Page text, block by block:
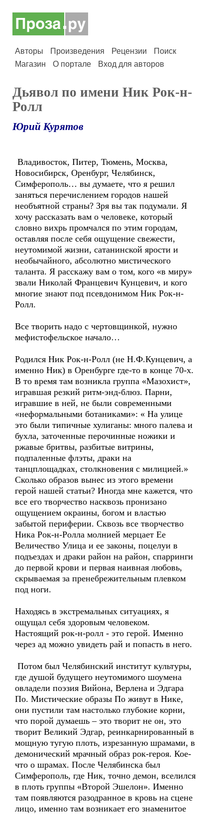
Авторы Произведения Рецензии
Поиск
Магазин
О портале Вход для авторов
Дьявол по имени Ник Рок-н-
Ролл
Юрий Курятов
Владивосток, Питер, Тюмень, Москва,
Новосибирск, Оренбург, Челябинск,
Симферополь… вы думаете, что я решил
заняться перечислением городов нашей
необъятной страны? Зря вы так подумали. Я
хочу рассказать вам о человеке, который
словно вихрь промчался по этим городам,
оставляя после себя ощущение свежести,
неутомимой жизни, сатанинской ярости и
необычайного, абсолютно мистического
таланта. Я расскажу вам о том, кого «в миру»
звали Николай Францевич Кунцевич, и кого
многие знают под псевдонимом Ник Рок-н-
Ролл.
Все творить надо с чертовщинкой, нужно
мефистофельское начало…
Родился Ник Рок-н-Ролл (не Н.Ф.Кунцевич, а
именно Ник) в Оренбурге где-то в конце 70-х.
В то время там возникла группа «Мазохист»,
игравшая резкий ритм-энд-блюз. Парни,
игравшие в ней, не были современными
«неформальными ботаниками»: « На улице
это были типичные хулиганы: много палева и
бухла, заточенные перочинные ножики и
ржавые бритвы, разбитые витрины,
подпаленные флэты, драки на
танцплощадках, столкновения с милицией.»
Сколько образов вынес из этого времени
герой нашей статьи? Иногда мне кажется, что
все его творчество насквозь пронизано
ощущением окраины, богом и властью
забытой периферии. Сквозь все творчество
Ника Рок-н-Ролла молнией мерцает Ее
Величество Улица и ее законы, поцелуи в
подъездах и драки район на район, спарринги
до первой крови и первая наивная любовь,
скрываемая за пренебрежительным плевком
под ноги.
Находясь в экстремальных ситуациях, я
ощущал себя здоровым человеком.
Настоящий рок-н-ролл - это герой. Именно
через ад можно увидеть рай и попасть в него.
Потом был Челябинский институт культуры,
где душой будущего неутомимого шоумена
овладели поэзия Вийона, Верлена и Эдгара
По. Мистические образы По живут в Нике,
они пустили там настолько глубокие корни,
что порой думаешь – это творит не он, это
творит Великий Эдгар, реинкарнированный в
мощную тугую плоть, изрезанную шрамами, в
демонический мрачный образ рок-героя. Кое-
что о шрамах. После Челябинска был
Симферополь, где Ник, точно демон, вселился
в плоть группы «Второй Эшелон». Именно
там появляются разодранное в кровь на сцене
лицо, именно там возникает его знаменитое